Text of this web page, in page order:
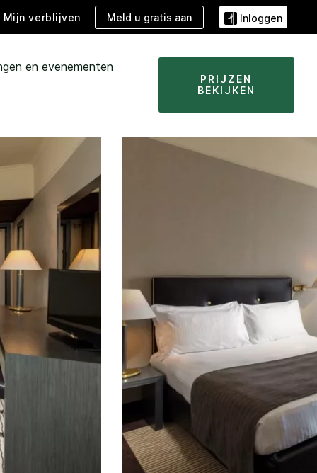
Mijn verblijven Meld u gratis aan Inloggen
en evenementen
PRIJZEN
BEKIJKEN